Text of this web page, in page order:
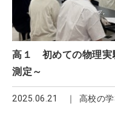
高１ 初めての物理実
測定～
2025.06.21 高校の